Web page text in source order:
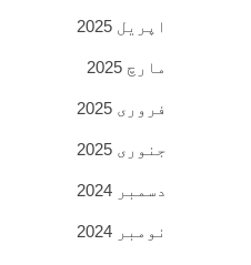
اپریل 2025
مارچ 2025
فروری 2025
جنوری 2025
دسمبر 2024
نومبر 2024